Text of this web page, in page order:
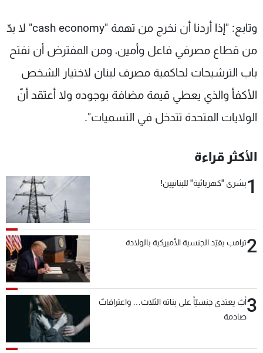
وتابع: "إذا أردنا أن نخرج من تهمة "cash economy" لا بدّ
من قطاع مصرفي فاعل وأمين، ومن المفترض أن نفتح
باب الترشيحات لحاكمية مصرف لبنان لاختيار الشخص
الأكفأ والذي يعطي قيمة مضافة بوجوده ولا أعتقد أنّ
الولايات المتحدة تتدخل في التسميات".
الأكثر قراءة
1بشرى "كهربائية" للبنانيين!
2ترامب يقيّد الجنسية الأميركية بالولادة
3أبٌ يعتدي جنسيّاً على بناته الثلاث… واعترافاتٌ
صادمة